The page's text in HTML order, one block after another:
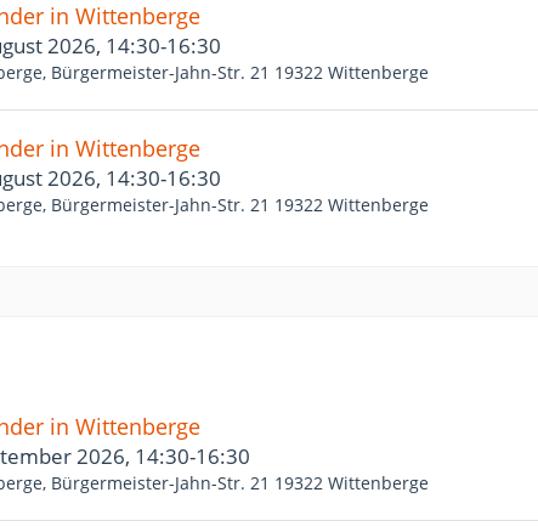
in Wittenberge
2026, 14:30-16:30
Bürgermeister-Jahn-Str. 21 19322 Wittenberge
in Wittenberge
2026, 14:30-16:30
Bürgermeister-Jahn-Str. 21 19322 Wittenberge
in Wittenberge
2026, 14:30-16:30
Bürgermeister-Jahn-Str. 21 19322 Wittenberge